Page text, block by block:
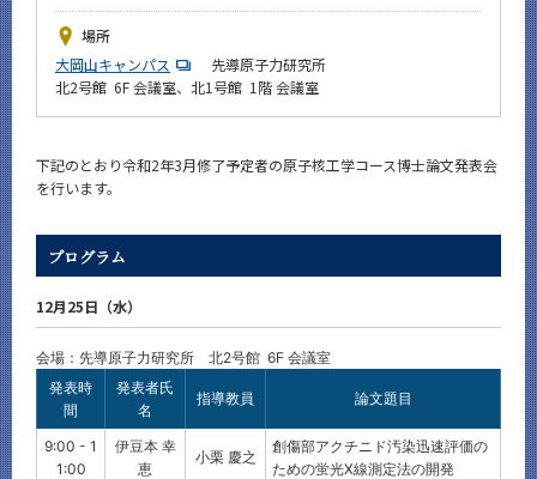
場所
大岡山キャンパス
先導原子力研究所
北2号館 6F 会議室、北1号館 1階 会議室
下記のとおり令和2年3月修了予定者の原子核工学コース博士論文発表会
を行います。
プログラム
12月25日（水）
会場：先導原子力研究所 北2号館 6F 会議室
発表時
間
発表者氏
名
指導教員 論文題目
9:00 - 1
1:00
伊豆本 幸
恵
小栗 慶之
創傷部アクチニド汚染迅速評価の
ための蛍光X線測定法の開発
今後のイベント
今後の課程別イベント
サイト構成